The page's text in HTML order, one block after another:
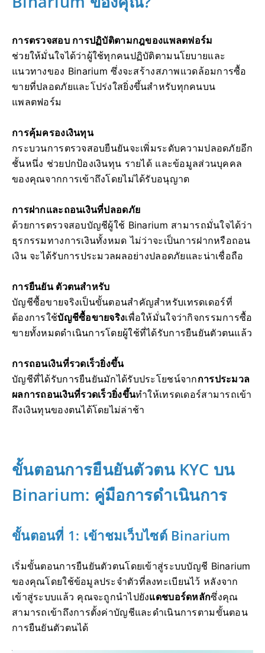
การตรวจสอบ การปฏิบัติตามกฎของแพลตฟอร์ม
ช่วยให้มั่นใจได้ว่าผู้ใช้ทุกคนปฏิบัติตามนโยบายและ
แนวทางของ Binarium ซึ่งจะสร้างสภาพแวดล้อมการซื้อ
ขายที่ปลอดภัยและโปร่งใสยิ่งขึ้นสำหรับทุกคนบน
แพลตฟอร์ม
การคุ้มครองเงินทุน
กระบวนการตรวจสอบยืนยันจะเพิ่มระดับความปลอดภัยอีก
ชั้นหนึ่ง ช่วยปกป้องเงินทุน รายได้ และข้อมูลส่วนบุคคล
ของคุณจากการเข้าถึงโดยไม่ได้รับอนุญาต
การฝากและถอนเงินที่ปลอดภัย
ด้วยการตรวจสอบบัญชีผู้ใช้ Binarium สามารถมั่นใจได้ว่า
ธุรกรรมทางการเงินทั้งหมด ไม่ว่าจะเป็นการฝากหรือถอน
เงิน จะได้รับการประมวลผลอย่างปลอดภัยและน่าเชื่อถือ
การยืนยัน ตัวตนสำหรับ
บัญชีซื้อขายจริงเป็นขั้นตอนสำคัญสำหรับเทรดเดอร์ที่
ต้องการใช้บัญชีซื้อขายจริงเพื่อให้มั่นใจว่ากิจกรรมการซื้อ
ขายทั้งหมดดำเนินการโดยผู้ใช้ที่ได้รับการยืนยันตัวตนแล้ว
การถอนเงินที่รวดเร็วยิ่งขึ้น
บัญชีที่ได้รับการยืนยันมักได้รับประโยชน์จากการประมวล
ผลการถอนเงินที่รวดเร็วยิ่งขึ้นทำให้เทรดเดอร์สามารถเข้า
ถึงเงินทุนของตนได้โดยไม่ล่าช้า
ขั้นตอนการยืนยันตัวตน KYC บน
Binarium: คู่มือการดำเนินการ
ขั้นตอนที่ 1: เข้าชมเว็บไซต์ Binarium
เริ่มขั้นตอนการยืนยันตัวตนโดยเข้าสู่ระบบบัญชี Binarium
ของคุณโดยใช้ข้อมูลประจำตัวที่ลงทะเบียนไว้ หลังจาก
เข้าสู่ระบบแล้ว คุณจะถูกนำไปยังแดชบอร์ดหลักซึ่งคุณ
สามารถเข้าถึงการตั้งค่าบัญชีและดำเนินการตามขั้นตอน
การยืนยันตัวตนได้